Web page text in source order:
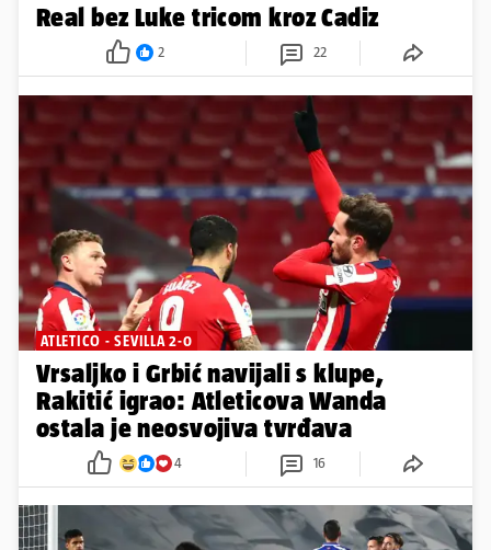
Real bez Luke tricom kroz Cadiz
2 22
ATLETICO - SEVILLA 2-0
Vrsaljko i Grbić navijali s klupe,
Rakitić igrao: Atleticova Wanda
ostala je neosvojiva tvrđava
4 16